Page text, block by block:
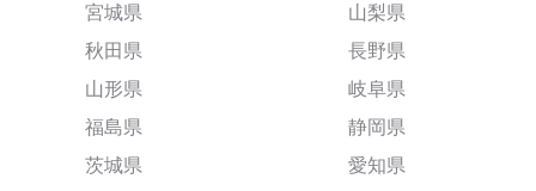
宮城県
秋田県
山形県
福島県
茨城県
山梨県
長野県
岐阜県
静岡県
愛知県